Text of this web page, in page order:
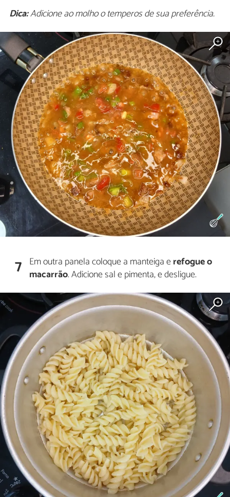
Dica:Adicione ao molho o temperos de sua preferência.
7 Em outra panela coloque a manteiga erefogue o
macarrão. Adicione sal e pimenta, e desligue.